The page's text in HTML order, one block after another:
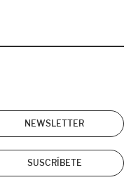
NEWSLETTER
SUSCRÍBETE